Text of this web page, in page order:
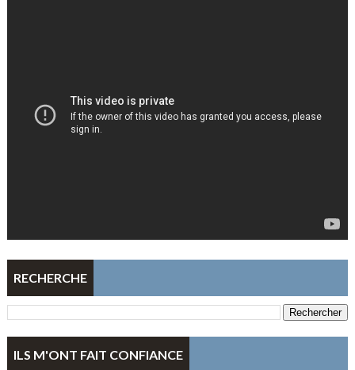
RECHERCHE
ILS M'ONT FAIT CONFIANCE